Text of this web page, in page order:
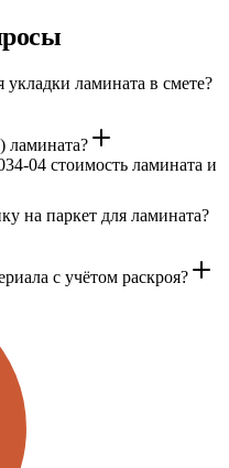
ламината в смете?
ламината?
04 стоимость ламината и
на паркет для ламината?
с учётом раскроя?